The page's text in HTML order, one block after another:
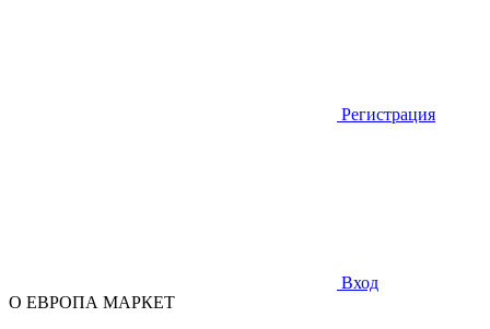
Регистрация
Вход
О ЕВРОПА МАРКЕТ